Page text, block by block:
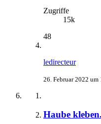
Zugriffe
15k
48
ledirecteur
26. Februar 2022 um
Haube